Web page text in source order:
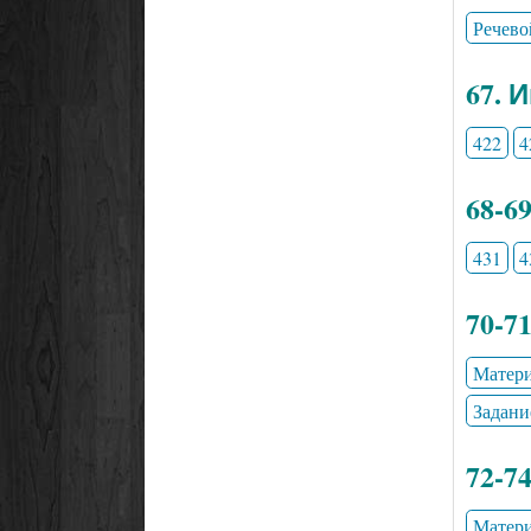
67.
422
68-
431
70-
72-